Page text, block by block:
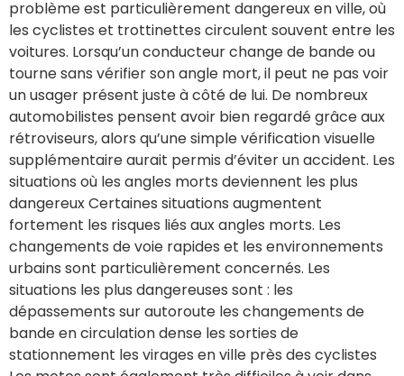
problème est particulièrement dangereux en ville, où
les cyclistes et trottinettes circulent souvent entre les
voitures. Lorsqu’un conducteur change de bande ou
tourne sans vérifier son angle mort, il peut ne pas voir
un usager présent juste à côté de lui. De nombreux
automobilistes pensent avoir bien regardé grâce aux
rétroviseurs, alors qu’une simple vérification visuelle
supplémentaire aurait permis d’éviter un accident. Les
situations où les angles morts deviennent les plus
dangereux Certaines situations augmentent
fortement les risques liés aux angles morts. Les
changements de voie rapides et les environnements
urbains sont particulièrement concernés. Les
situations les plus dangereuses sont : les
dépassements sur autoroute les changements de
bande en circulation dense les sorties de
stationnement les virages en ville près des cyclistes